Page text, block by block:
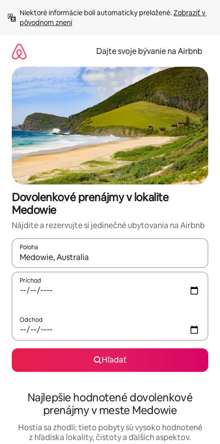
obsah.
Niektoré informácie boli automaticky preložené. Zobraziť v
pôvodnom znení
Dajte svoje bývanie na Airbnb
Dovolenkové prenájmy v lokalite
Medowie
Nájdite a rezervujte si jedinečné ubytovania na Airbnb
Poloha
Keď budú výsledky k dispozícii, môžete si ich prechádzať
Príchod
Odchod
Hľadať
Najlepšie hodnotené dovolenkové
prenájmy v meste Medowie
Hostia sa zhodli: tieto pobyty sú vysoko hodnotené
z hľadiska lokality, čistoty a ďalších aspektov.